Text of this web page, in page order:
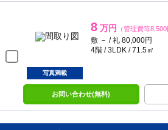
8 万円 （管理費等8,500
敷 － / 礼 80,000円
4階 / 3LDK / 71.5㎡
写真満載
お問い合わせ(無料)